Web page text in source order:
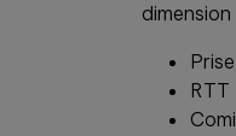
dimension
RTT